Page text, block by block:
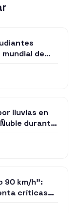
de
lluvias en
durante
90 km/h":
críticas